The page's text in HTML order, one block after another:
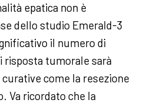
epatica non è
dello studio Emerald-3
il numero di
risposta tumorale sarà
come la resezione
Va ricordato che la